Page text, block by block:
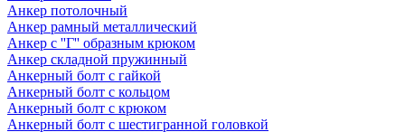
Анкер потолочный
Анкер рамный металлический
Анкер с ''Г'' образным крюком
Анкер складной пружинный
Анкерный болт с гайкой
Анкерный болт с кольцом
Анкерный болт с крюком
Анкерный болт с шестигранной головкой